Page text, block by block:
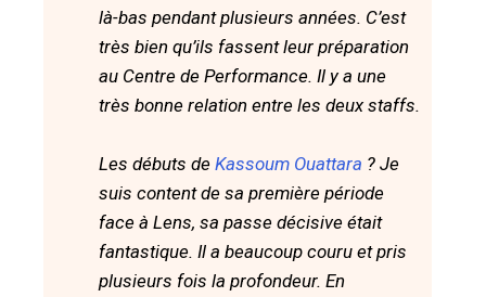
là-bas pendant plusieurs années. C’est
très bien qu’ils fassent leur préparation
au Centre de Performance. Il y a une
très bonne relation entre les deux staffs.
Les débuts de Kassoum Ouattara ? Je
suis content de sa première période
face à Lens, sa passe décisive était
fantastique. Il a beaucoup couru et pris
plusieurs fois la profondeur. En